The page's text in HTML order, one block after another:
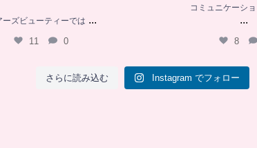
ーズビューティーでは ...
11 0
コミュニケーシ
...
8
さらに読み込む Instagram でフォロー